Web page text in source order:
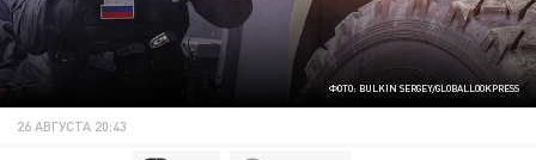
ФОТО: BULKIN SERGEY/GLOBALLOOKPRESS
26 АВГУСТА 20:43